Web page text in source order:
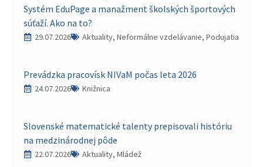
Systém EduPage a manažment školských športových
súťaží. Ako na to?
29.07.2026 Aktuality, Neformálne vzdelávanie, Podujatia
Prevádzka pracovísk NIVaM počas leta 2026
24.07.2026 Knižnica
Slovenské matematické talenty prepisovali históriu
na medzinárodnej pôde
22.07.2026 Aktuality, Mládež